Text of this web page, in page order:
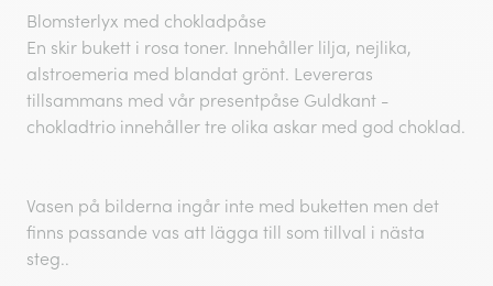
Blomsterlyx med chokladpåse
En skir bukett i rosa toner. Innehåller lilja, nejlika,
alstroemeria med blandat grönt. Levereras
tillsammans med vår presentpåse Guldkant -
chokladtrio innehåller tre olika askar med god choklad.
Vasen på bilderna ingår inte med buketten men det
finns passande vas att lägga till som tillval i nästa
steg..